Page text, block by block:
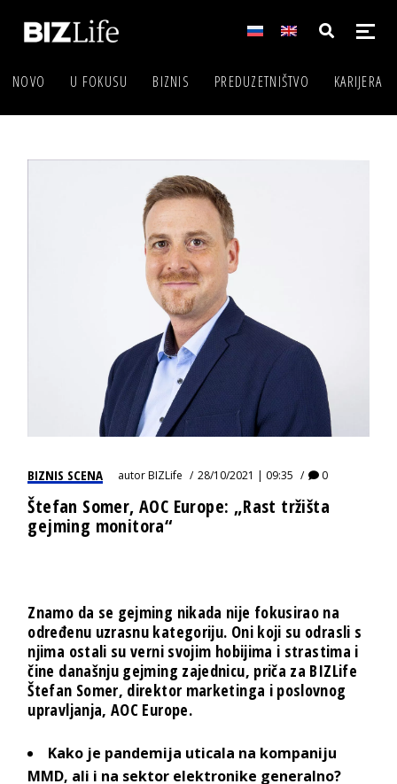
NOVO U FOKUSU BIZNIS PREDUZETNIŠTVO KARIJERA
BIZNIS SCENA autorBIZLife 28/10/2021 | 09:35 0
Štefan Somer, AOC Europe: „Rast tržišta
gejming monitora“
Znamo da se gejming nikada nije fokusirao na
određenu uzrasnu kategoriju. Oni koji su odrasli s
njima ostali su verni svojim hobijima i strastima i
čine današnju gejming zajednicu, priča za BIZLife
Štefan Somer, direktor marketinga i poslovnog
upravljanja, AOC Europe.
Kako je pandemija uticala na kompaniju
MMD, ali i na sektor elektronike generalno?